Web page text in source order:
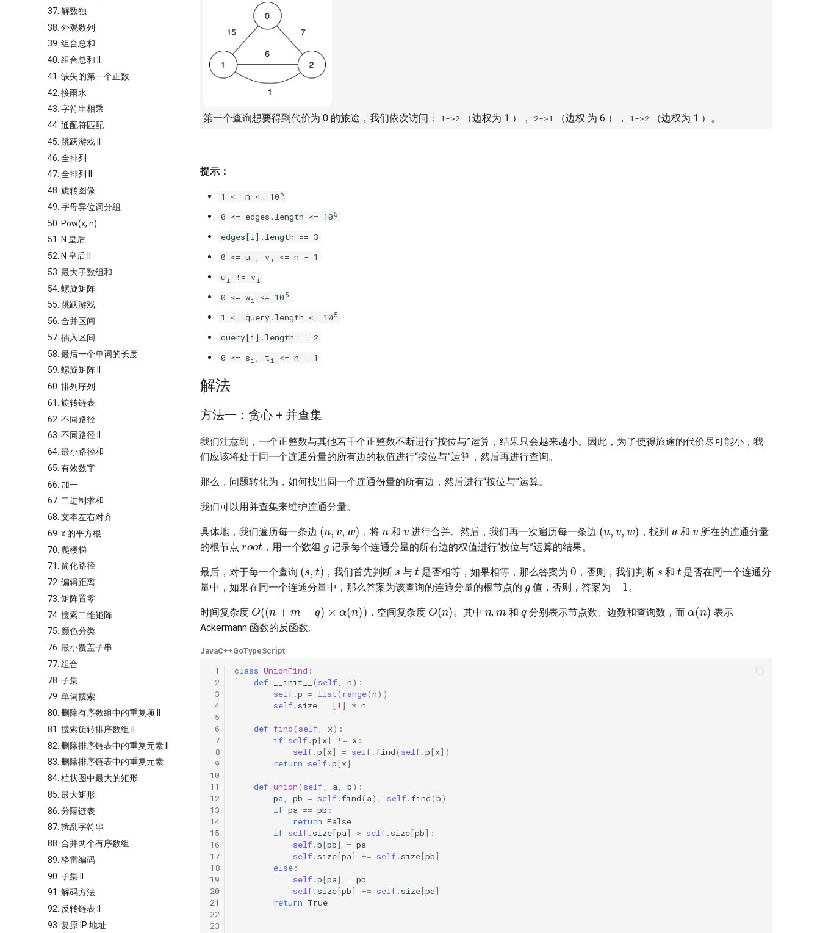
37. 解数独
38. 外观数列
39. 组合总和
40. 组合总和 II
41. 缺失的第一个正数
42. 接雨水
43. 字符串相乘
44. 通配符匹配
45. 跳跃游戏 II
46. 全排列
47. 全排列 II
48. 旋转图像
49. 字母异位词分组
50. Pow(x, n)
51. N 皇后
52. N 皇后 II
53. 最大子数组和
54. 螺旋矩阵
55. 跳跃游戏
56. 合并区间
57. 插入区间
58. 最后一个单词的长度
59. 螺旋矩阵 II
60. 排列序列
61. 旋转链表
62. 不同路径
63. 不同路径 II
64. 最小路径和
65. 有效数字
66. 加一
67. 二进制求和
68. 文本左右对齐
69. x 的平方根
70. 爬楼梯
71. 简化路径
72. 编辑距离
73. 矩阵置零
74. 搜索二维矩阵
75. 颜色分类
76. 最小覆盖子串
77. 组合
78. 子集
79. 单词搜索
80. 删除有序数组中的重复项 II
81. 搜索旋转排序数组 II
82. 删除排序链表中的重复元素 II
83. 删除排序链表中的重复元素
84. 柱状图中最大的矩形
85. 最大矩形
86. 分隔链表
87. 扰乱字符串
88. 合并两个有序数组
89. 格雷编码
90. 子集 II
91. 解码方法
92. 反转链表 II
93. 复原 IP 地址
第一个查询想要得到代价为 0 的旅途，我们依次访问： 1->2 （边权为 1 ）， 2->1 （边权 为 6 ）， 1->2 （边权为 1 ）。
提示：
1 <= n <= 10 5
0 <= edges.length <= 10 5
edges[i].length == 3
0 <= u i , vi
<= n - 1
u i != vi
0 <= wi <= 10 5
1 <= query.length <= 10 5
query[i].length == 2
0 <= s i , t i <= n - 1
解法
方法一：贪心 + 并查集
我们注意到，一个正整数与其他若干个正整数不断进行“按位与”运算，结果只会越来越小。因此，为了使得旅途的代价尽可能小，我
们应该将处于同一个连通分量的所有边的权值进行“按位与”运算，然后再进行查询。
那么，问题转化为，如何找出同一个连通份量的所有边，然后进行“按位与”运算。
我们可以用并查集来维护连通分量。
具体地，我们遍历每一条边
( )
，将 和 进行合并。然后，我们再一次遍历每一条边
( )
，找到 和
所在的连通分量
的根节点
root
，用一个数组
g
记录每个连通分量的所有边的权值进行“按位与”运算的结果。
最后，对于每一个查询
( t)
，我们首先判断 与 是否相等，如果相等，那么答案为 ，否则，我们判断 和
是否在同一个连通分
量中，如果在同一个连通分量中，那么答案为该查询的连通分量的根节点的
g
值，否则，答案为
−1
。
时间复杂度
O (( × ))
，空间复杂度
O ( n)
。其中 , 和 分别表示节点数、边数和查询数，而
( n)
表示
Ackermann 函数的反函数。
JavaC++GoTypeScript
1
2
3
4
5
6
7
8
9
10
11
12
13
14
15
16
17
18
19
20
21
22
23
class UnionFind :
def
__init__ ( self, n):
self.p = list( range(n))
self. size = [1 ] * n
def find( self, x):
if self.p[x] != x :
self.p[x] = self.find( self.p[x])
return self.p[x]
def union( self, a, b):
pa, pb = self.find( a), self.find(b)
if pa == pb :
return False
if self. size[pa] > self. size[pb]:
self.p[pb] = pa
self. size[pa] += self. size[pb]
else :
self.p[pa] = pb
self. size[pb] += self. size[pa]
return True